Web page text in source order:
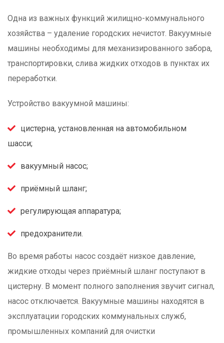
Одна из важных функций жилищно-коммунального
хозяйства – удаление городских нечистот. Вакуумные
машины необходимы для механизированного забора,
транспортировки, слива жидких отходов в пунктах их
переработки.
Устройство вакуумной машины:
цистерна, установленная на автомобильном
шасси;
вакуумный насос;
приёмный шланг;
регулирующая аппаратура;
предохранители.
Во время работы насос создаёт низкое давление,
жидкие отходы через приёмный шланг поступают в
цистерну. В момент полного заполнения звучит сигнал,
насос отключается. Вакуумные машины находятся в
эксплуатации городских коммунальных служб,
промышленных компаний для очистки